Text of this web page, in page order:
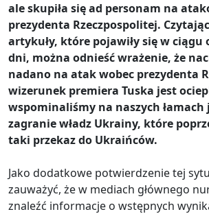
ale skupiła się ad personam na
prezydenta Rzeczpospolitej.
artykuły, które pojawiły się w
dni, można odnieść wrażenie, że
nadano na atak wobec prezydenta
wizerunek premiera Tuska jest
wspominaliśmy na naszych łamach
zagranie władz Ukrainy, które
taki przekaz do Ukraińców.
Jako dodatkowe potwierdzenie tej
zauważyć, że w mediach głównego
znaleźć informacje o wstępnych